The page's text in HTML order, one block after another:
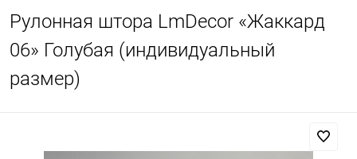
Рулонная штора LmDecor «Жаккард
06» Голубая (индивидуальный
размер)